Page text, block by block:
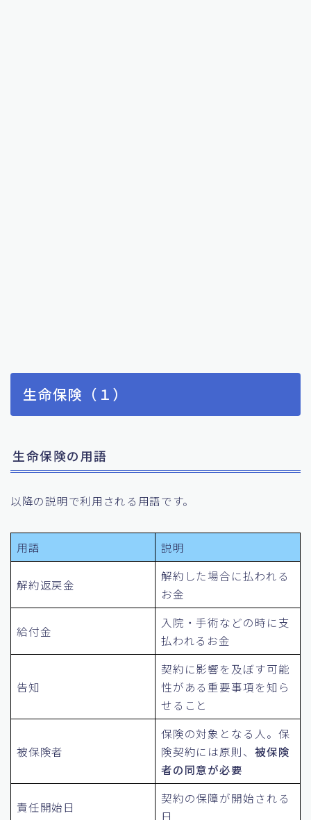
生命保険（１）
生命保険の用語
以降の説明で利用される用語です。
用語 説明
解約返戻金
解約した場合に払われる
お金
給付金
入院・手術などの時に支
払われるお金
告知
契約に影響を及ぼす可能
性がある重要事項を知ら
せること
被保険者
保険の対象となる人。保
険契約には原則、 被保険
者の同意が必要
責任開始日
契約の保障が開始される
日